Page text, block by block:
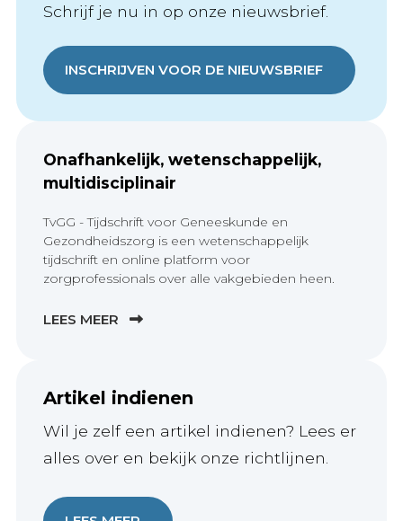
Schrijf je nu in op onze nieuwsbrief.
INSCHRIJVEN VOOR DE NIEUWSBRIEF
Onafhankelijk, wetenschappelijk,
multidisciplinair
TvGG - Tijdschrift voor Geneeskunde en
Gezondheidszorg is een wetenschappelijk
tijdschrift en online platform voor
zorgprofessionals over alle vakgebieden heen.
LEES MEER
Artikel indienen
Wil je zelf een artikel indienen? Lees er
alles over en bekijk onze richtlijnen.